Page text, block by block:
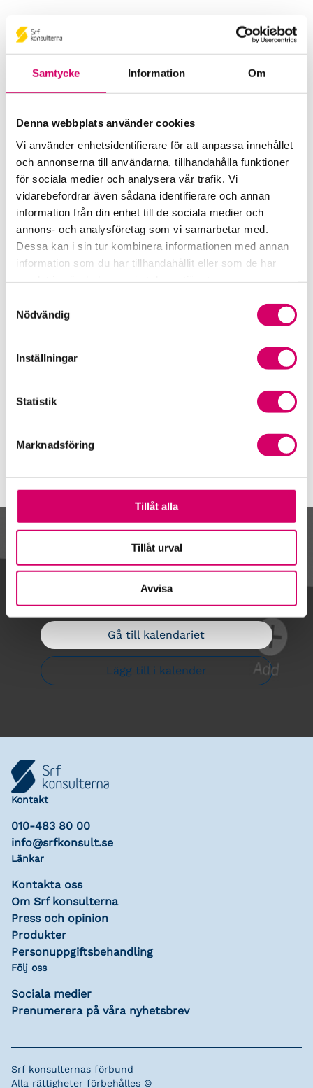
Samtycke Information Om
Denna webbplats använder cookies
Vi använder enhetsidentifierare för att anpassa innehållet
och annonserna till användarna, tillhandahålla funktioner
för sociala medier och analysera vår trafik. Vi
vidarebefordrar även sådana identifierare och annan
information från din enhet till de sociala medier och
annons- och analysföretag som vi samarbetar med.
Dessa kan i sin tur kombinera informationen med annan
information som du har tillhandahållit eller som de har
Nödvändig
Inställningar
Statistik
Marknadsföring
Tillåt alla
Tillåt urval
Avvisa
Sanrev AB
Annica Larsson
Affärsrådgivare
026-678 51 82
Sandviken
Gunilla Brunnström
Auktoriserad Redovisningskonsult, Srf Certifierad
Affärsrådgivare
Skicka e-post
026-678 51 60
Sandviken
Pernilla Jansson
026-678 51 83
Webbadress
Gå till kalendariet
Lägg till i kalender
Kontakt
010-483 80 00
info@srfkonsult.se
Länkar
Kontakta oss
Om Srf konsulterna
Press och opinion
Produkter
Personuppgiftsbehandling
Följ oss
Sociala medier
Prenumerera på våra nyhetsbrev
Srf konsulternas förbund
Alla rättigheter förbehålles ©